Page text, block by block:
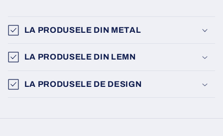
LA PRODUSELE DIN METAL
LA PRODUSELE DIN LEMN
LA PRODUSELE DE DESIGN